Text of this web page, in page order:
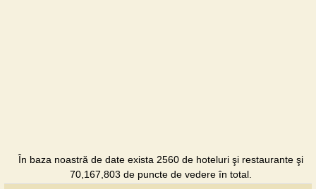
În baza noastră de date exista 2560 de hoteluri şi restaurante şi
70,167,803 de puncte de vedere în total.